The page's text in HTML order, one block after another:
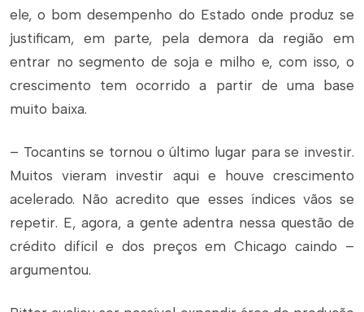
ele, o bom desempenho do Estado onde produz se
justificam, em parte, pela demora da região em
entrar no segmento de soja e milho e, com isso, o
crescimento tem ocorrido a partir de uma base
muito baixa.
– Tocantins se tornou o último lugar para se investir.
Muitos vieram investir aqui e houve crescimento
acelerado. Não acredito que esses índices vãos se
repetir. E, agora, a gente adentra nessa questão de
crédito difícil e dos preços em Chicago caindo –
argumentou.